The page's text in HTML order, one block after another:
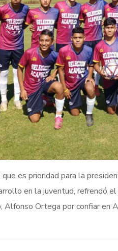
es prioridad para la
en la juventud, refrendó
Alfonso Ortega por confiar en